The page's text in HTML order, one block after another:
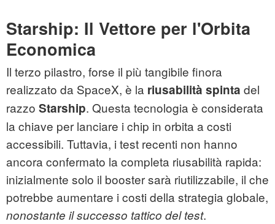
Starship: Il Vettore per l'Orbita
Economica
Il terzo pilastro, forse il più tangibile finora
realizzato da SpaceX, è la riusabilità spinta del
razzo Starship. Questa tecnologia è considerata
la chiave per lanciare i chip in orbita a costi
accessibili. Tuttavia, i test recenti non hanno
ancora confermato la completa riusabilità rapida:
inizialmente solo il booster sarà riutilizzabile, il che
potrebbe aumentare i costi della strategia globale,
nonostante il successo tattico del test.